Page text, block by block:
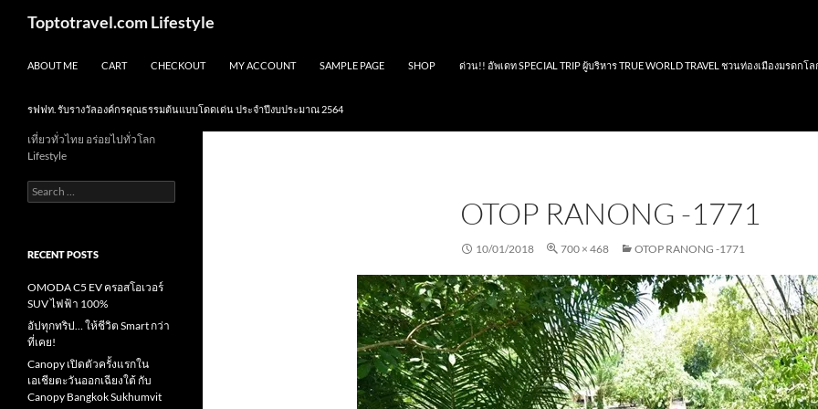
Toptotravel.com Lifestyle
ABOUT ME CART CHECKOUT MY ACCOUNT SAMPLE PAGE SHOP ด่วน!! อัพเดท SPECIAL TRIP ผู้บริหาร TRUE WORLD TRAVEL ชวนท่องเมืองมรดกโล
รฟฟท. รับรางวัลองค์กรคุณธรรมต้นแบบโดดเด่น ประจำปีงบประมาณ 2564
OTOP RANONG -1771
10/01/2018 700 × 468 OTOP RANONG -1771
เที่ยวทั่วไทย อร่อยไปทั่วโลก
Lifestyle
Search
for:
RECENT POSTS
OMODA C5 EV ครอสโอเวอร์
SUV ไฟฟ้า 100%
อัปทุกทริป… ให้ชีวิต Smart กว่า
ที่เคย!
Canopy เปิดตัวครั้งแรกใน
เอเชียตะวันออกเฉียงใต้ กับ
Canopy Bangkok Sukhumvit